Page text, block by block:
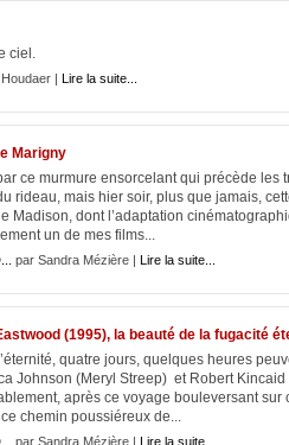
ciel.
| Lire la suite...
Marigny
ce murmure ensorcelant qui précède les
rideau, mais hier soir, plus que jamais,
Madison, dont l’adaptation
un de mes films...
par Sandra Mézière | Lire la suite...
(1995), la beauté de la fugacité
quatre jours, quelques heures
Johnson (Meryl Streep) et Robert
après ce voyage bouleversant sur
chemin poussiéreux de...
par Sandra Mézière | Lire la suite...